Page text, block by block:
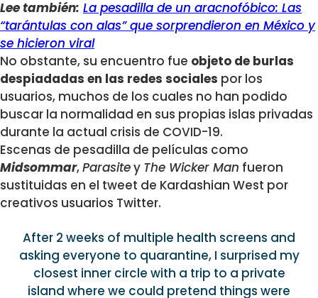
Lee también: La pesadilla de un aracnofóbico: Las
“tarántulas con alas” que sorprendieron en México y
se hicieron viral
No obstante, su encuentro fue objeto de burlas
despiadadas en las redes sociales por los
usuarios, muchos de los cuales no han podido
buscar la normalidad en sus propias islas privadas
durante la actual crisis de COVID-19.
Escenas de pesadilla de películas como
Midsommar,Parasitey The Wicker Man fueron
sustituidas en el tweet de Kardashian West por
creativos usuarios Twitter.
After 2 weeks of multiple health screens and
asking everyone to quarantine, I surprised my
closest inner circle with a trip to a private
island where we could pretend things were